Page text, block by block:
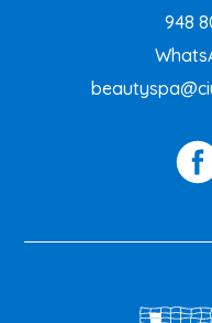
948